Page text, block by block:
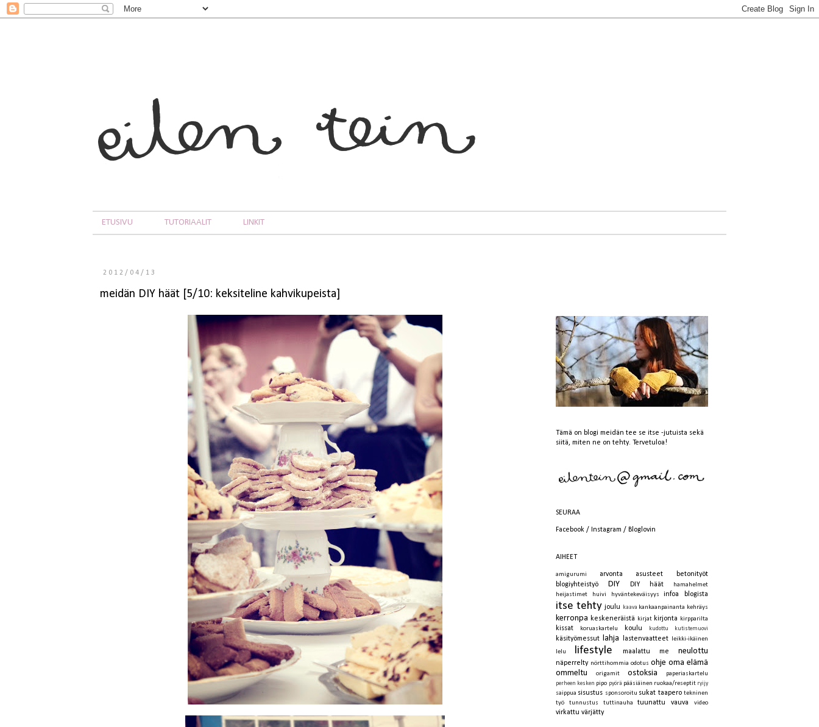
ETUSIVU TUTORIAALIT LINKIT
2012/04/13
meidän DIY häät [5/10: keksiteline kahvikupeista]
Tämä on blogi meidän tee se itse -jutuista sekä
siitä, miten ne on tehty. Tervetuloa!
SEURAA
Facebook / Instagram / Bloglovin
AIHEET
amigurumi arvonta asusteet
betonityöt
blogiyhteistyö
DIY DIY häät
hamahelmet
heijastimet
huivi hyväntekeväisyys infoa blogista
itse tehty joulu kaava kankaanpainanta kehräys
kerronpa keskeneräistä kirjat kirjonta kirpparilta
kissat koruaskartelu koulu kudottu kutistemuovi
käsityömessut lahja lastenvaatteet
leikki-ikäinen
lelu
lifestyle maalattu me neulottu
näperrelty nörttihommia odotus ohje oma elämä
ommeltu
origamit ostoksia paperiaskartelu
perheen kesken pipo pyörä pääsiäinen ruokaa/reseptit ryijy
saippua sisustus sponsoroitu sukat taapero tekninen
työ
tunnustus tuttinauha tuunattu vauva video
virkattu värjätty